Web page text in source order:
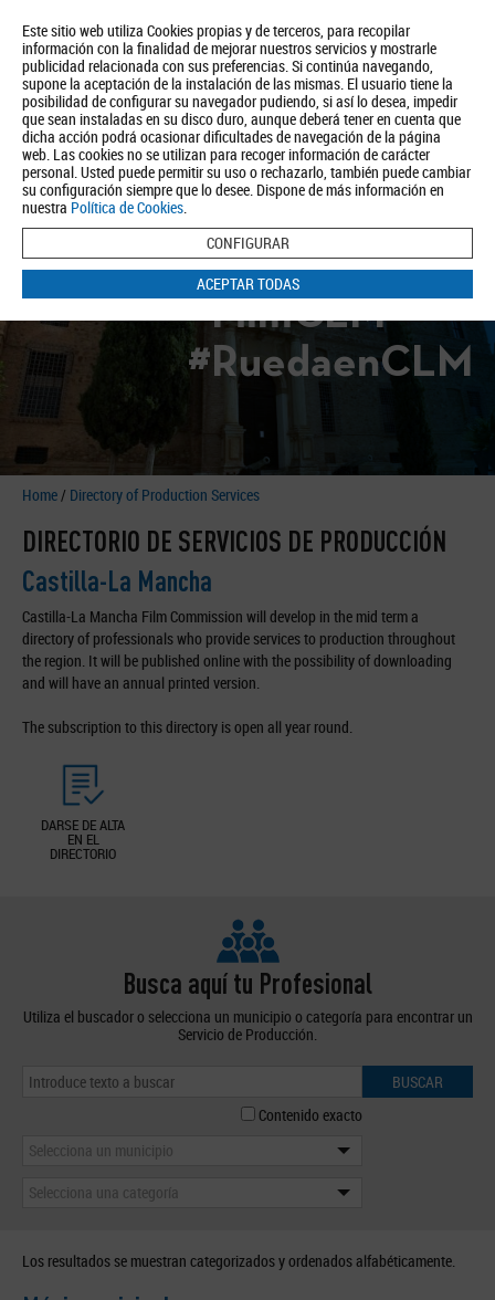
Este sitio web utiliza Cookies propias y de terceros, para recopilar
información con la finalidad de mejorar nuestros servicios y mostrarle
publicidad relacionada con sus preferencias. Si continúa navegando,
supone la aceptación de la instalación de las mismas. El usuario tiene la
posibilidad de configurar su navegador pudiendo, si así lo desea, impedir
que sean instaladas en su disco duro, aunque deberá tener en cuenta que
dicha acción podrá ocasionar dificultades de navegación de la página
web. Las cookies no se utilizan para recoger información de carácter
personal. Usted puede permitir su uso o rechazarlo, también puede cambiar
su configuración siempre que lo desee. Dispone de más información en
nuestra Política de Cookies.
CONFIGURAR
ACEPTAR TODAS
About us Tourism Política de Privacidad Aviso Legal Política de Cookies
BUSCAR
#FilmCLM
#RuedaenCLM
Home/ Directory of Production Services
DIRECTORIO DE SERVICIOS DE PRODUCCIÓN
Castilla-La Mancha
Castilla-La Mancha Film Commission will develop in the mid term a
directory of professionals who provide services to production throughout
the region. It will be published online with the possibility of downloading
and will have an annual printed version.
The subscription to this directory is open all year round.
DARSE DE ALTA
EN EL
DIRECTORIO
Busca aquí tu Profesional
Utiliza el buscador o selecciona un municipio o categoría para encontrar un
Servicio de Producción.
BUSCAR
Contenido exacto
Selecciona un municipio
Selecciona una categoría
Los resultados se muestran categorizados y ordenados alfabéticamente.